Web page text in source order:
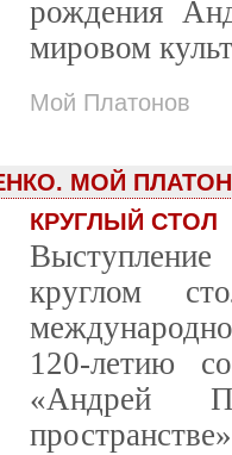
рождения
мировом
Мой Платонов
МОЙ
КРУГЛЫЙ СТОЛ
круглом
120-летию
«Андрей